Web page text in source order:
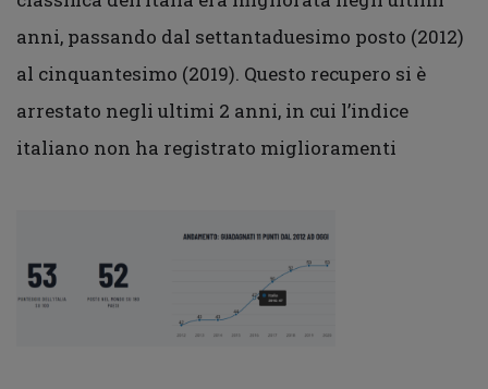
anni, passando dal settantaduesimo posto (2012)
al cinquantesimo (2019). Questo recupero si è
arrestato negli ultimi 2 anni, in cui l’indice
italiano non ha registrato miglioramenti